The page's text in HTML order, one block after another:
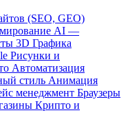
(SEO, GEO)
AI —
3D Графика
Рисунки и
Автоматизация
стиль Анимация
менеджмент Браузеры
Крипто и